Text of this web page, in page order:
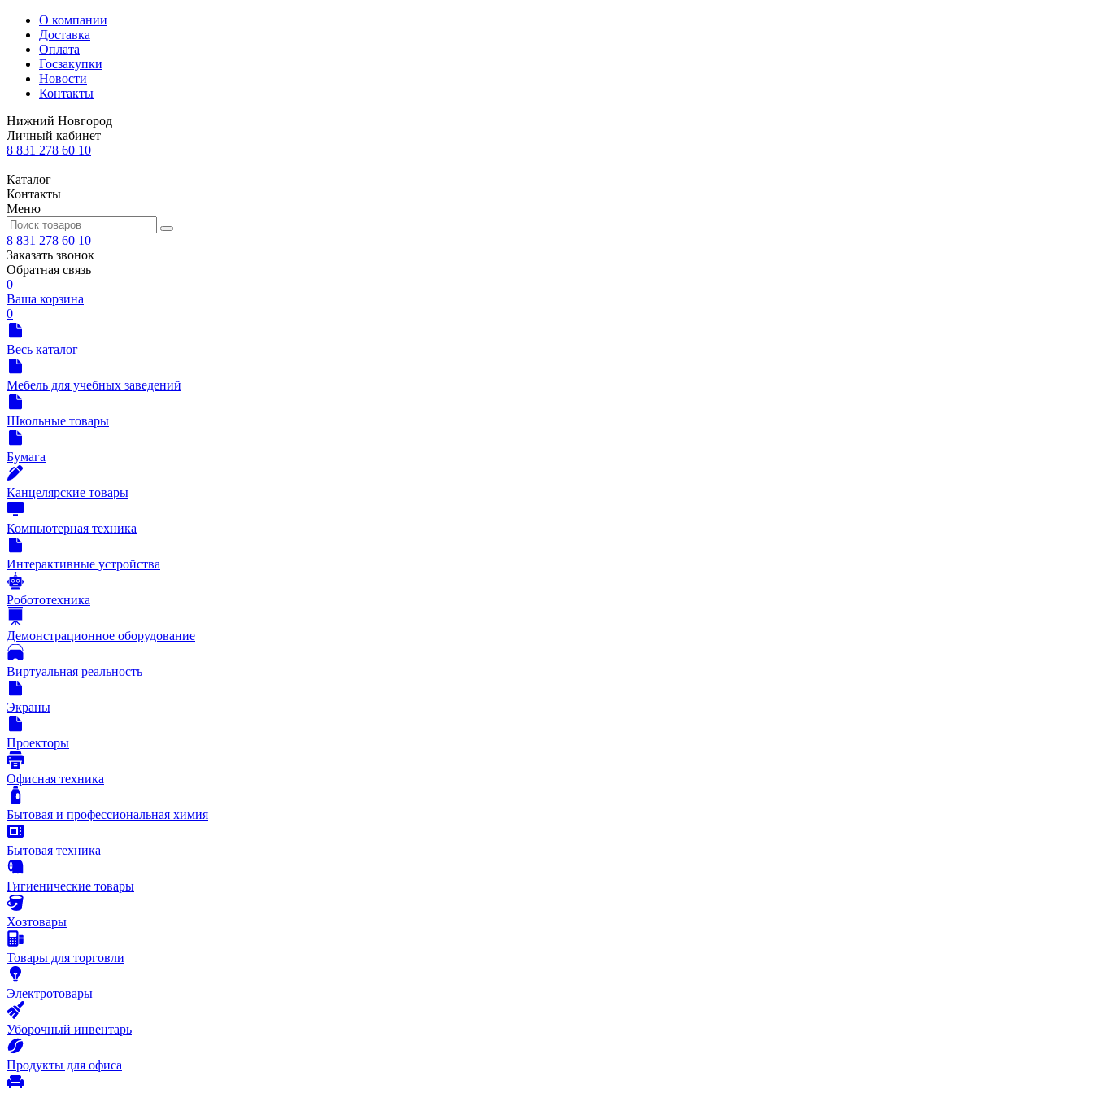
О компании
Доставка
Оплата
Госзакупки
Новости
Контакты
Нижний Новгород
Личный кабинет
8 831 278 60 10
Каталог
Контакты
Меню
8 831 278 60 10
Заказать звонок
Обратная связь
0
Ваша корзина
0
Весь каталог
Мебель для учебных заведений
Школьные товары
Бумага
Канцелярские товары
Компьютерная техника
Интерактивные устройства
Робототехника
Демонстрационное оборудование
Виртуальная реальность
Экраны
Проекторы
Офисная техника
Бытовая и профессиональная химия
Бытовая техника
Гигиенические товары
Хозтовары
Товары для торговли
Электротовары
Уборочный инвентарь
Продукты для офиса